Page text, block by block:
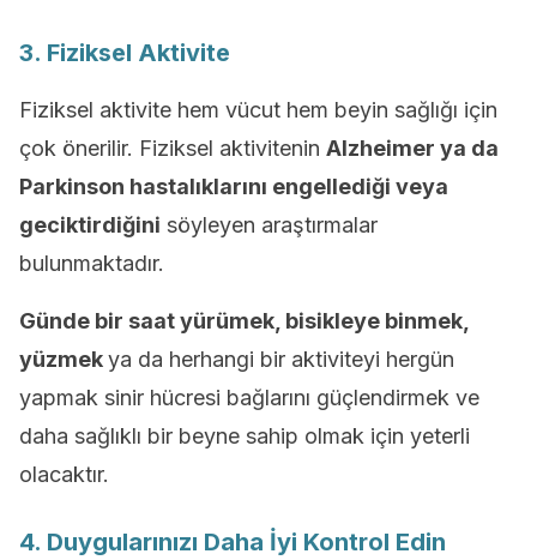
3. Fiziksel Aktivite
Fiziksel aktivite hem vücut hem beyin sağlığı için
çok önerilir. Fiziksel aktivitenin Alzheimer ya da
Parkinson hastalıklarını engellediği veya
geciktirdiğini söyleyen araştırmalar
bulunmaktadır.
Günde bir saat yürümek, bisikleye binmek,
yüzmekya da herhangi bir aktiviteyi hergün
yapmak sinir hücresi bağlarını güçlendirmek ve
daha sağlıklı bir beyne sahip olmak için yeterli
olacaktır.
4. Duygularınızı Daha İyi Kontrol Edin